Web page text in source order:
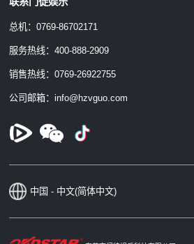
总机：0769-86702171
服务热线：400-888-2909
销售热线：0769-26922755
公司邮箱：info@hzvguo.com
中国 - 中文(简体中文)